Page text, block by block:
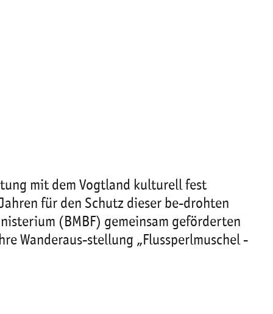
mit dem Vogtland kulturell fest
für den Schutz dieser be-drohten
(BMBF) gemeinsam geförderten
Wanderaus-stellung „Flussperlmuschel -